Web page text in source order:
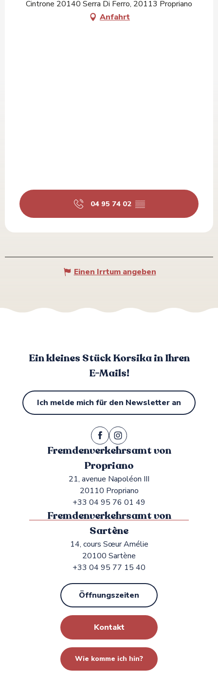
Cintrone 20140 Serra Di Ferro, 20113 Propriano
Anfahrt
04 95 74 02 ▒▒
Einen Irrtum angeben
Ein kleines Stück Korsika in Ihren
E-Mails!
Ich melde mich für den Newsletter an
Fremdenverkehrsamt von
Propriano
21, avenue Napoléon III
20110 Propriano
+33 04 95 76 01 49
Fremdenverkehrsamt von
Sartène
14, cours Sœur Amélie
20100 Sartène
+33 04 95 77 15 40
Öffnungszeiten
Kontakt
Wie komme ich hin?